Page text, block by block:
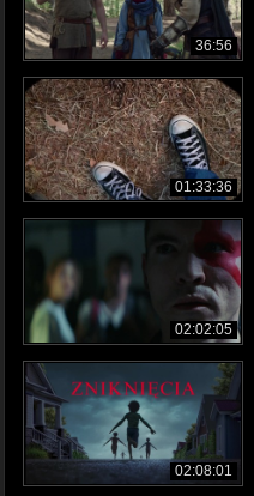
36:56
01:33:36
02:02:05
02:08:01